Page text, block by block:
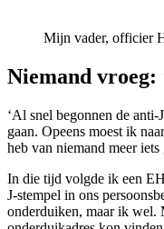
Mijn vader, officier
Niemand vroeg:
‘Al snel begonnen de anti-
gaan. Opeens moest ik
heb van niemand meer
In die tijd volgde ik een
J-stempel in ons
onderduiken, maar ik wel.